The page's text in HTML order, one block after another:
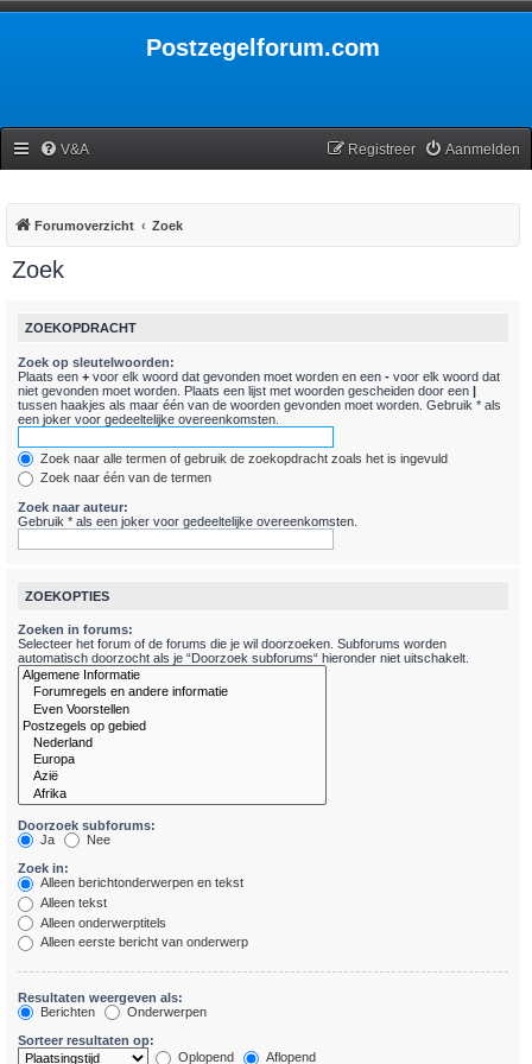
Postzegelforum.com
V&A Aanmelden
Registreer
Forumoverzicht Zoek
Zoek
ZOEKOPDRACHT
Zoek op sleutelwoorden:
Plaats een + voor elk woord dat gevonden moet worden en een - voor elk woord dat
niet gevonden moet worden. Plaats een lijst met woorden gescheiden door een |
tussen haakjes als maar één van de woorden gevonden moet worden. Gebruik * als
een joker voor gedeeltelijke overeenkomsten.
Zoek naar alle termen of gebruik de zoekopdracht zoals het is ingevuld
Zoek naar één van de termen
Zoek naar auteur:
Gebruik * als een joker voor gedeeltelijke overeenkomsten.
ZOEKOPTIES
Zoeken in forums:
Selecteer het forum of de forums die je wil doorzoeken. Subforums worden
automatisch doorzocht als je “Doorzoek subforums“ hieronder niet uitschakelt.
Doorzoek subforums:
Ja
Nee
Zoek in:
Alleen berichtonderwerpen en tekst
Alleen tekst
Alleen onderwerptitels
Alleen eerste bericht van onderwerp
Resultaten weergeven als:
Berichten
Onderwerpen
Sorteer resultaten op:
Oplopend
Aflopend